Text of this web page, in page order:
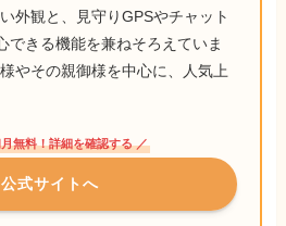
外観と、見守りGPSやチャット
できる機能を兼ねそろえていま
やその親御様を中心に、人気上
無料！詳細を確認する ／
公式サイトへ